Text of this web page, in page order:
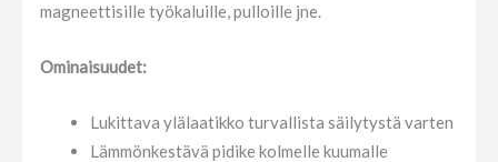
magneettisille työkaluille, pulloille jne.
Ominaisuudet:
Lukittava ylälaatikko turvallista säilytystä varten
Lämmönkestävä pidike kolmelle kuumalle